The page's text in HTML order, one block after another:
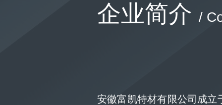
企业简介 /
安徽富凯特材有限公司成立